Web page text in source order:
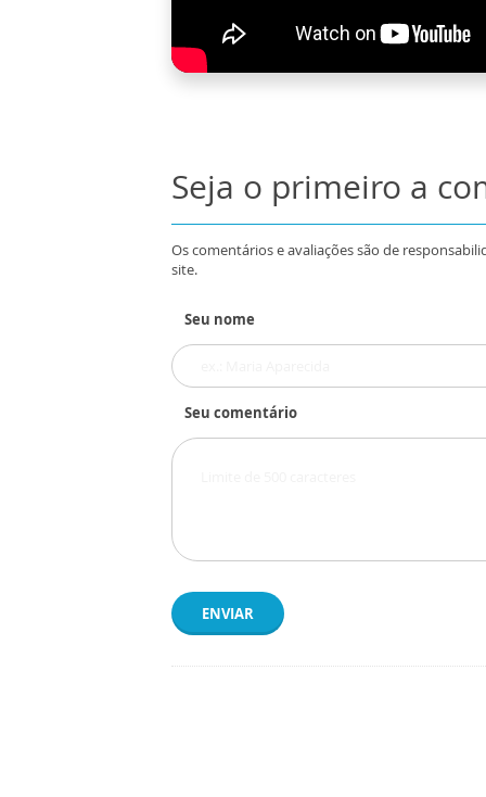
Seja o primeiro a
Os comentários e avaliações são de
site.
Seu nome
Seu comentário
ENVIAR